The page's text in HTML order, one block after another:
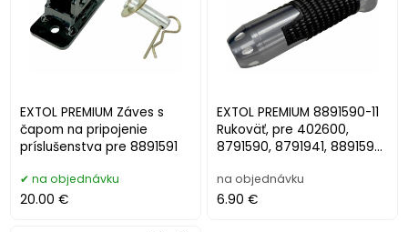
EXTOL PREMIUM Záves s
čapom na pripojenie
príslušenstva pre 8891591
na objednávku
20.00 €
EXTOL PREMIUM 8891590-11
Rukoväť, pre 402600,
8791590, 8791941, 8891590,
na objednávku
6.90 €